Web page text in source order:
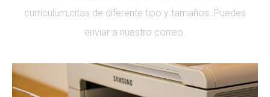
currículum,citas de diferente tipo y tamaños. Puedes
enviar a nuestro correo.